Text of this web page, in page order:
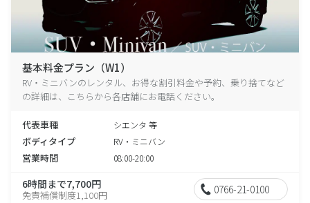
基本料金プラン（W1）
RV・ミニバンのレンタル、お得な割引料金や予約、乗り捨てなど
の詳細は、こちらから各店舗にお電話ください。
代表車種 シエンタ 等
ボディタイプ RV・ミニバン
営業時間 08:00-20:00
6時間まで7,700円
免責補償制度1,100円 0766-21-0100